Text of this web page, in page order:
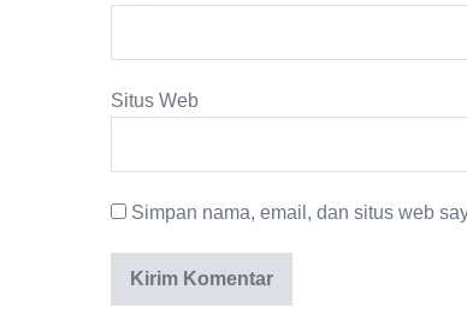
Situs Web
Simpan nama, email, dan situs web